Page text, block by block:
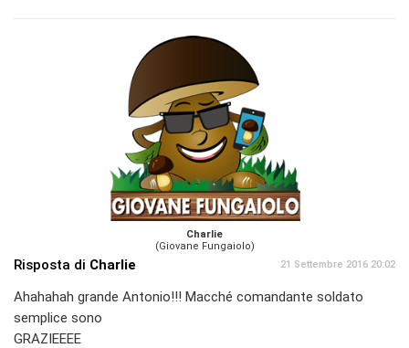
Charlie
(Giovane Fungaiolo)
Risposta di Charlie 21 Settembre 2016 20:02
Ahahahah grande Antonio!!! Macché comandante soldato
semplice sono
GRAZIEEEE